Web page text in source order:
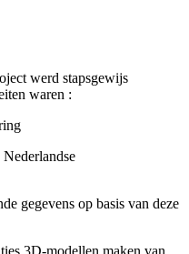
werd stapsgewijs
waren :
gegevens op basis van deze
3D-modellen maken van